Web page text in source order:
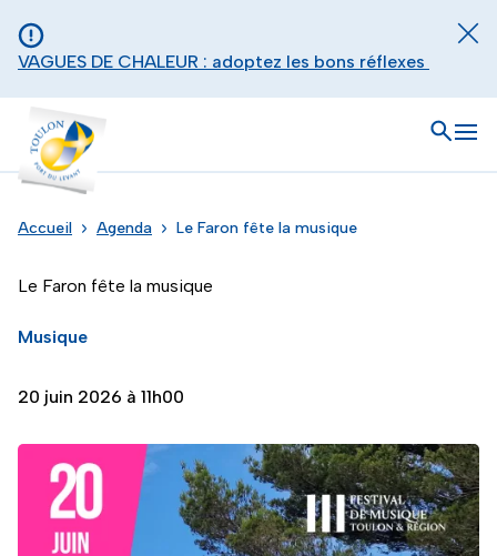
VAGUES DE CHALEUR : adoptez les bons réflexes
Toulon - Port du levant, retour à l'accueil
Ouvrir
Accueil Agenda Le Faron fête la musique
Le Faron fête la musique
Musique
20 juin 2026 à 11h00